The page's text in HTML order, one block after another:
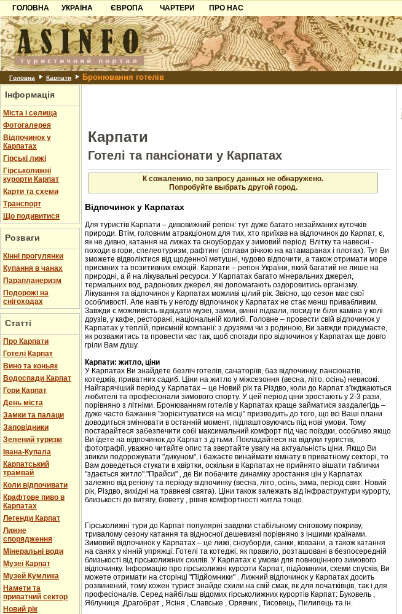
ГОЛОВНА
УКРАЇНА
Карпати
Азов
Причорноморря
Шацьк
ЄВРОПА
Чорногорія
Хорватія
Болгарія
Албанія
ЧАРТЕРИ
ПРО НАС
Контакти
Партнерам
Додати готель
Головна Карпати Бронювання готелів
Інформація
Міста і селища
Фотогалерея
Відпочинок у
Карпатах
Гірські лижі
Гірськолижні
курорти Карпат
Карти та схеми
Транспорт
Що подивитися
Розваги
Кінні прогулянки
Купання в чанах
Парапланеризм
Подорожі на
снігоходах
Статті
Про Карпати
Готелі Карпат
Вино та коньяк
Водоспади Карпат
Гори Карпат
День міста
Замки та палаци
Заповідники
Зелений туризм
Івана-Купала
Карпатський
трамвай
Коли відпочивати
Крафтове пиво в
Карпатах
Легенди Карпат
Лижне
спорядження
Мінеральні води
Музеї Карпат
Музей Кумлика
Намети та
приватний сектор
Новий рік
Карпати
Готелі та пансіонати у Карпатах
К сожалению, по запросу данных не обнаружено.
Попробуйте выбрать другой город.
Відпочинок у Карпатах
Для туристів Карпати – дивовижний регіон: тут дуже багато незайманих куточків
природи. Втім, головним атракціоном для тих, хто приїхав на відпочинок до Карпат, є,
як не дивно, катання на лижах та сноубордах у зимовий період. Влітку та навесні -
походи в гори, спелеотуризм, рафтинг (сплави річкою на катамаранах і плотах). Тут Ви
зможете відволіктися від щоденної метушні, чудово відпочити, а також отримати море
приємних та позитивних емоцій. Карпати – регіон України, який багатий не лише на
природні, а й на лікувальні ресурси. У Карпатах багато мінеральних джерел,
термальних вод, радонових джерел, які допомагають оздоровитись організму.
Лікування та відпочинок у Карпатах можливі цілий рік. Звісно, що сезон має свої
особливості. Але навіть у негоду відпочинок у Карпатах не стає менш привабливим.
Завжди є можливість відвідати музеї, замки, винні підвали, посидіти біля каміна у колі
друзів, у кафе, ресторані, національній колибі. Головне – провести свій відпочинок у
Карпатах у теплій, приємній компанії: з друзями чи з родиною, Ви завжди придумаєте,
як розважитись та провести час так, щоб спогади про відпочинок у Карпатах ще довго
гріли Вам душу.
Карпати: житло, ціни
У Карпатах Ви знайдете безліч готелів, санаторіїв, баз відпочинку, пансіонатів,
котеджів, приватних садиб. Ціни на житло у міжсезоння (весна, літо, осінь) невисокі.
Найгарячіший період у Карпатах – це Новий рік та Різдво, коли до Карпат з'їжджаються
любителі та професіонали зимового спорту. У цей період ціни зростають у 2-3 рази,
порівняно з літніми. Бронюванням готелів у Карпатах краще займатися заздалегідь –
дуже часто бажання "зорієнтуватися на місці" призводить до того, що всі Ваші плани
доводиться змінювати в останній момент, підлаштовуючись під нові умови. Тому
постарайтеся забезпечити собі максимальний комфорт під час поїздки, особливо якщо
Ви їдете на відпочинок до Карпат з дітьми. Покладайтеся на відгуки туристів,
фотографії, уважно читайте опис та звертайте увагу на актуальність ціни. Якщо Ви
звикли подорожувати "дикуном", і бажаєте винаймати кімнату в приватному секторі, то
Вам доведеться стукати в хвіртки, оскільки в Карпатах не прийнято вішати таблички
"здається житло"."Прайси" , де Ви побачите динаміку зростання цін у Карпатах
залежно від регіону та періоду відпочинку (весна, літо, осінь, зима, період свят: Новий
рік, Різдво, вихідні на травневі свята). Ціни також залежать від інфраструктури курорту,
близькості до витягу, бювету , рівня комфортності житла тощо.
Гірськолижні тури до Карпат популярні завдяки стабільному сніговому покриву,
тривалому сезону катання та відносної дешевизні порівняно з іншими країнами.
Зимовий відпочинок у Карпатах – це лижі, сноуборди, санки, ковзани, а також катання
на санях у кінній упряжці. Готелі та котеджі, як правило, розташовані в безпосередній
близькості від гірськолижних схилів. У Карпатах є умови для повноцінного зимового
відпочинку. Інформацію про гірськолижні курорти Карпат, підйомники, схеми спусків, Ви
можете отримати на сторінці "Підйомники" . Лижний відпочинок у Карпатах досить
розвинений, тому кожен турист знайде схили на свій смак, як для початківців, так і для
професіоналів. Серед найбільш відомих гірськолижних курортів Карпат: Буковель ,
Яблуниця ,Драгобрат , Ясіня , Славське , Орявчик , Тисовець, Пилипець та ін.